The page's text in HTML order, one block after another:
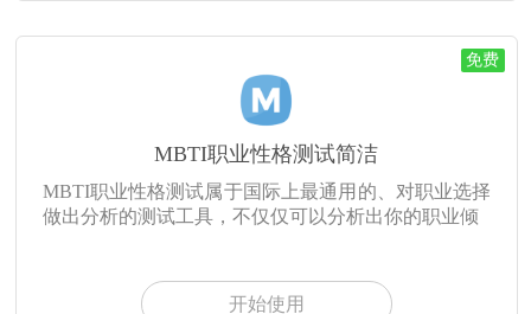
免费
MBTI职业性格测试简洁
MBTI职业性格测试属于国际上最通用的、对职业选择
做出分析的测试工具，不仅仅可以分析出你的职业倾
开始使用